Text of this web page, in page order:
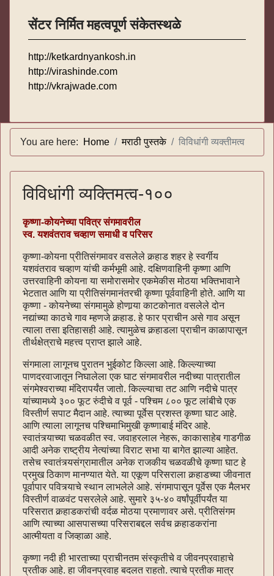
सेंटर निर्मित महत्वपूर्ण संकेतस्थळे
http://ketkardnyankosh.in
http://virashinde.com
http://vkrajwade.com
You are here: Home मराठी पुस्तके विविधांगी व्यक्तीमत्व
विविधांगी व्यक्तिमत्व-१००
कृष्णा-कोयनेच्या पवित्र संगमावरील
स्व. यशवंतराव चव्हाण समाधी व परिसर
कृष्णा-कोयना प्रीतिसंगमावर वसलेले कर्‍हाड शहर हे स्वर्गीय
यशवंतराव चव्हाण यांची कर्मभूमी आहे. दक्षिणवाहिनी कृष्णा आणि
उत्तरवाहिनी कोयना या समोरासमोर एकमेकीस मोठया भक्तिभावाने
भेटतात आणि या प्रीतिसंगमानंतरची कृष्णा पूर्ववाहिनी होते. आणि या
कृष्णा - कोयनेच्या संगमामुळे होणार्‍या काटकोनात वसलेले दोन
नद्यांच्या काठचे गाव म्हणजे कर्‍हाड. हे फार प्राचीन असे गाव असून
त्याला तसा इतिहासही आहे. त्यामुळेच कर्‍हाडला प्राचीन काळापासून
तीर्थक्षेत्राचे महत्त्व प्राप्त झाले आहे.
संगमाला लागूनच पुरातन भुईकोट किल्ला आहे. किल्ल्याच्या
पाणदरवाजातून निघालेला एक घाट संगमावरील नदीच्या पात्रातील
संगमेश्वराच्या मंदिरापर्यंत जातो. किल्ल्याचा तट आणि नदीचे पात्र
यांच्यामध्ये ३०० फूट रुंदीचे व पूर्व - पश्चिम ८०० फूट लांबीचे एक
विस्तीर्ण सपाट मैदान आहे. त्याच्या पूर्वेस प्रशस्त कृष्णा घाट आहे.
आणि त्याला लागूनच पश्चिमाभिमुखी कृष्णाबाई मंदिर आहे.
स्वातंत्र्याच्या चळवळीत स्व. जवाहरलाल नेहरू, काकासाहेब गाडगीळ
आदी अनेक राष्ट्रीय नेत्यांच्या विराट सभा या बागेत झाल्या आहेत.
तसेच स्वातंत्र्यसंग्रामातील अनेक राजकीय चळवळीचे कृष्णा घाट हे
प्रमुख ठिकाण मानण्यात येते. या एकूण परिसराला कर्‍हाडच्या जीवनात
पूर्वापार पवित्र्याचे स्थान लाभलेले आहे. संगमापासून पूर्वेस एक मैलभर
विस्तीर्ण वाळवंट पसरलेले आहे. सुमारे ३५-४० वर्षांपूर्वीपर्यंत या
परिसरात कर्‍हाडकरांची वर्दळ मोठया प्रमाणावर असे. प्रीतिसंगम
आणि त्याच्या आसपासच्या परिसराबद्दल सर्वच कर्‍हाडकरांना
आत्मीयता व जिव्हाळा आहे.
कृष्णा नदी ही भारताच्या प्राचीनतम संस्कृतीचे व जीवनप्रवाहाचे
प्रतीक आहे. हा जीवनप्रवाह बदलत राहतो. त्याचे प्रतीक मात्र